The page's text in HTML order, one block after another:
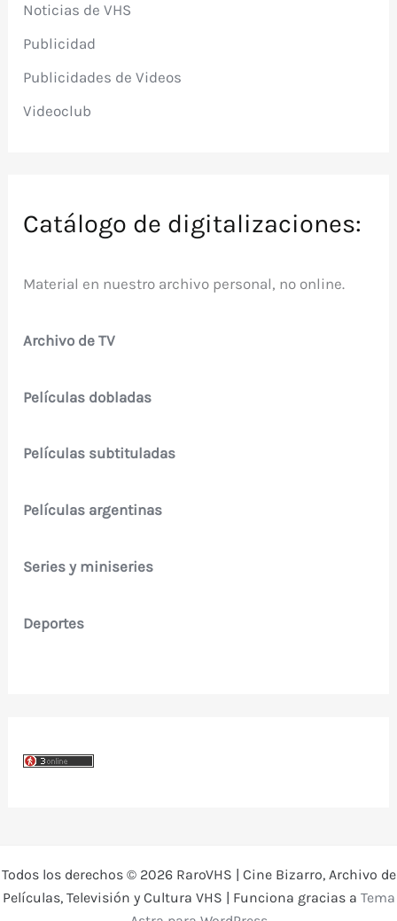
Noticias de VHS
Publicidad
Publicidades de Videos
Videoclub
Catálogo de digitalizaciones:
Material en nuestro archivo personal, no online.
Archivo de TV
Películas dobladas
Películas subtituladas
Películas argentinas
Series y miniseries
Deportes
Todos los derechos © 2026 RaroVHS | Cine Bizarro, Archivo de
Películas, Televisión y Cultura VHS | Funciona gracias a Tema